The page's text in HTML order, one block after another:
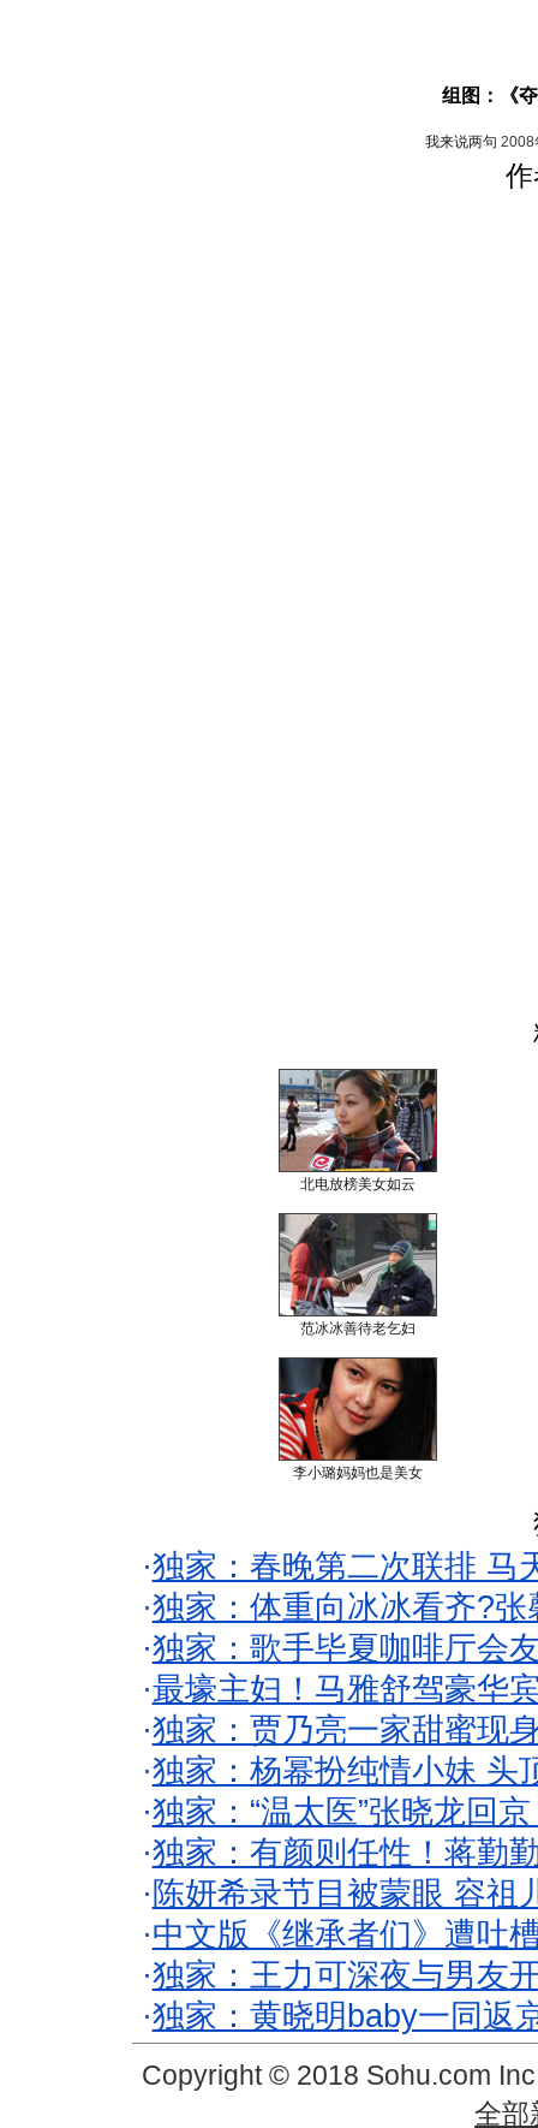
组图：《
我来说两句 2008
北电放榜美女如云
范冰冰善待老乞妇
李小璐妈妈也是美女
·独家：春晚第二次联排 马
·独家：体重向冰冰看齐?
·独家：歌手毕夏咖啡厅会
·最壕主妇！马雅舒驾豪华
·独家：贾乃亮一家甜蜜现
·独家：杨幂扮纯情小妹 头
·独家：“温太医”张晓龙回
·独家：有颜则任性！蒋勤
· 陈妍希录节目被蒙眼 容祖
·中文版《继承者们》遭吐
·独家：王力可深夜与男友
·独家：黄晓明baby一同返
Copyright © 2018 Sohu.com
全部